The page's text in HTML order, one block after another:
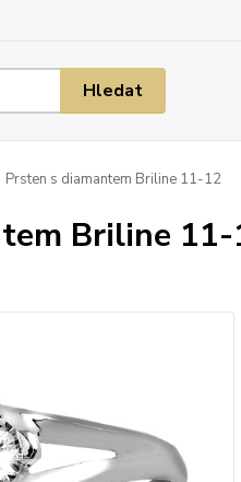
Hledat
Prsten s diamantem Briline 11-12
Briline 11-